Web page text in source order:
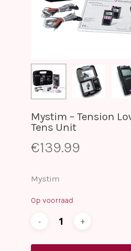
Mystim – Tension
Tens Unit
€139.99
Mystim
Op voorraad